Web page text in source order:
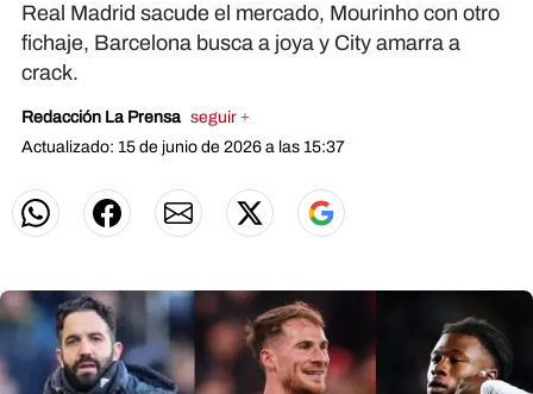
Real Madrid sacude el mercado, Mourinho con otro
fichaje, Barcelona busca a joya y City amarra a
crack.
Redacción La Prensa seguir +
Actualizado: 15 de junio de 2026 a las 15:37